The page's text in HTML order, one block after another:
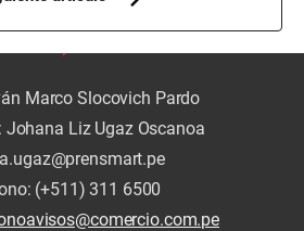
Marco Slocovich Pardo
Johana Liz Ugaz Oscanoa
(+511) 311 6500